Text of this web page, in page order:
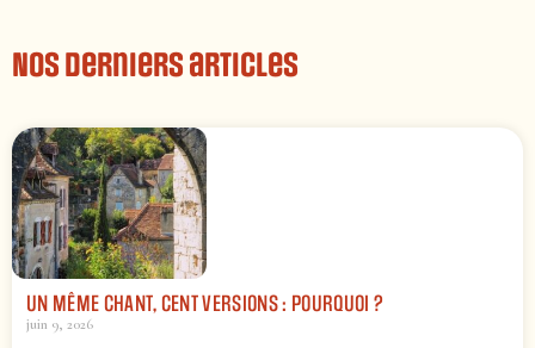
Nos derniers articles
UN MÊME CHANT, CENT VERSIONS : POURQUOI ?
juin 9, 2026